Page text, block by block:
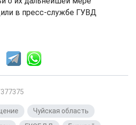
в пресс-службе ГУВД
Чуйская область